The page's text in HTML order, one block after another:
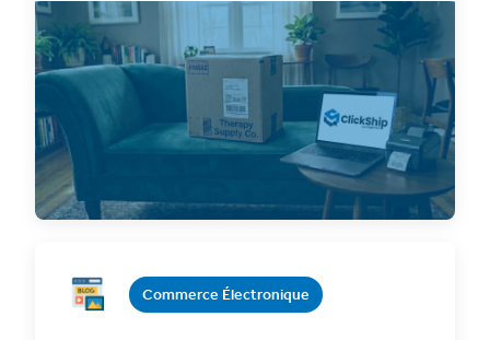
Découvrez comment une bonne
compréhension de la psychologie de la
livraison peut transformer vos
Commerce Électronique